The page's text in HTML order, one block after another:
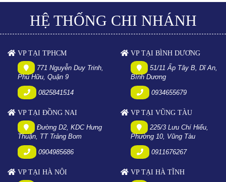
HỆ THỐNG CHI NHÁNH
VP TẠI TPHCM
771 Nguyễn Duy Trinh,
Phú Hữu, Quận 9
0825841514
VP TẠI BÌNH DƯƠNG
51/11 Ấp Tây B, Dĩ An,
Bình Dương
0934655679
VP TẠI ĐỒNG NAI
Đường D2, KDC Hưng
Thuận, TT Trảng Bom
0904985686
VP TẠI VŨNG TÀU
225/3 Lưu Chí Hiếu,
Phường 10, Vũng Tàu
0911676267
VP TẠI HÀ NỘI
VP TẠI HÀ TĨNH